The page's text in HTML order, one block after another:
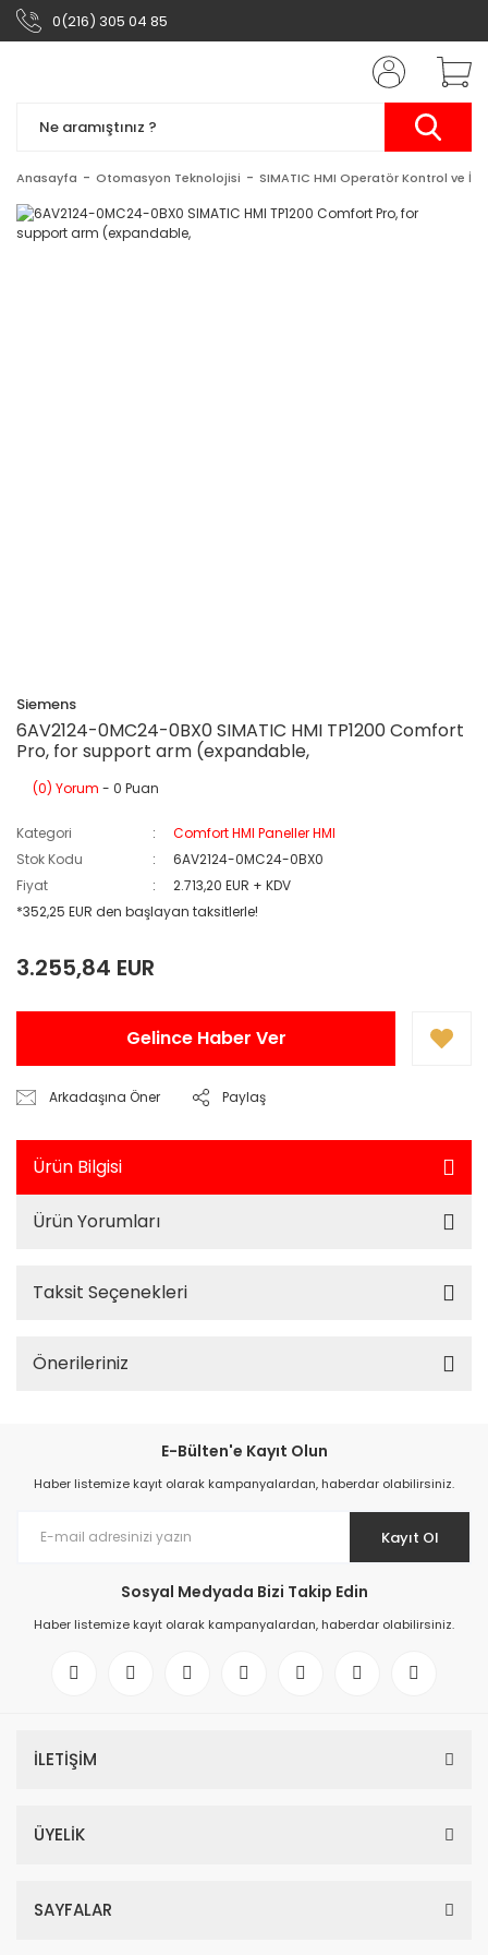
0(216) 305 04 85
Anasayfa Otomasyon Teknolojisi SIMATIC HMI Operatör Kontrol ve
Siemens
6AV2124-0MC24-0BX0 SIMATIC HMI TP1200 Comfort
Pro, for support arm (expandable,
(0) Yorum - 0 Puan
Kategori
Comfort HMI Paneller HMI
Stok Kodu
6AV2124-0MC24-0BX0
Fiyat
2.713,20 EUR + KDV
*352,25 EUR den başlayan taksitlerle!
3.255,84 EUR
Gelince Haber Ver
Arkadaşına Öner Paylaş
Ürün Bilgisi
Ürün Yorumları
Taksit Seçenekleri
Önerileriniz
E-Bülten'e Kayıt Olun
Haber listemize kayıt olarak kampanyalardan, haberdar olabilirsiniz.
Kayıt Ol
Sosyal Medyada Bizi Takip Edin
Haber listemize kayıt olarak kampanyalardan, haberdar olabilirsiniz.
İLETİŞİM
ÜYELİK
SAYFALAR